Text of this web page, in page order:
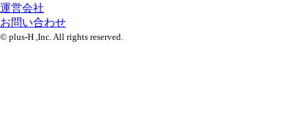
運営会社
お問い合わせ
© plus-H ,Inc. All rights reserved.